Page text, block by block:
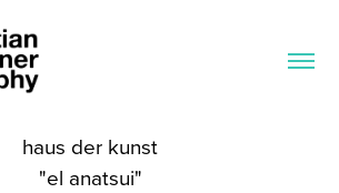
haus der kunst
"el anatsui"